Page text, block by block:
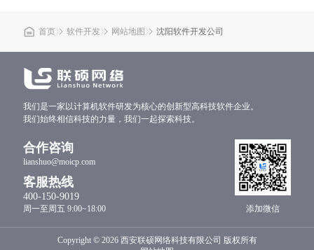
首页 软件开发 网站地图 沈阳​软件开发公司
我们是一家以计算机软件研发为核心的创新型高科技软件企业。
我们始终相信科技的力量，我们一起探索科技。
合作咨询
lianshuo@moicp.com
客服热线
400-150-9019
周一至周五 9:00~18:00 添加微信
Copyright © 2026 西安联硕网络科技有限公司 版权所有